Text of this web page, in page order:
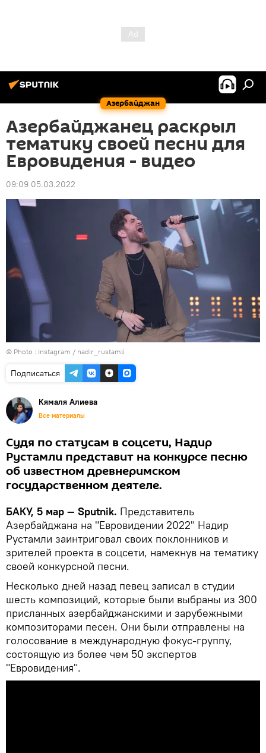
Азербайджан
Азербайджанец раскрыл
тематику своей песни для
Евровидения - видео
09:09 05.03.2022
© Photo : Instagram / nadir_rustamli
Подписаться
Кямаля Алиева
Все материалы
Судя по статусам в соцсети, Надир
Рустамли представит на конкурсе песню
об известном древнеримском
государственном деятеле.
БАКУ, 5 мар — Sputnik. Представитель
Азербайджана на "Евровидении 2022" Надир
Рустамли заинтриговал своих поклонников и
зрителей проекта в соцсети, намекнув на тематику
своей конкурсной песни.
Несколько дней назад певец записал в студии
шесть композиций, которые были выбраны из 300
присланных азербайджанскими и зарубежными
композиторами песен. Они были отправлены на
голосование в международную фокус-группу,
состоящую из более чем 50 экспертов
"Евровидения".